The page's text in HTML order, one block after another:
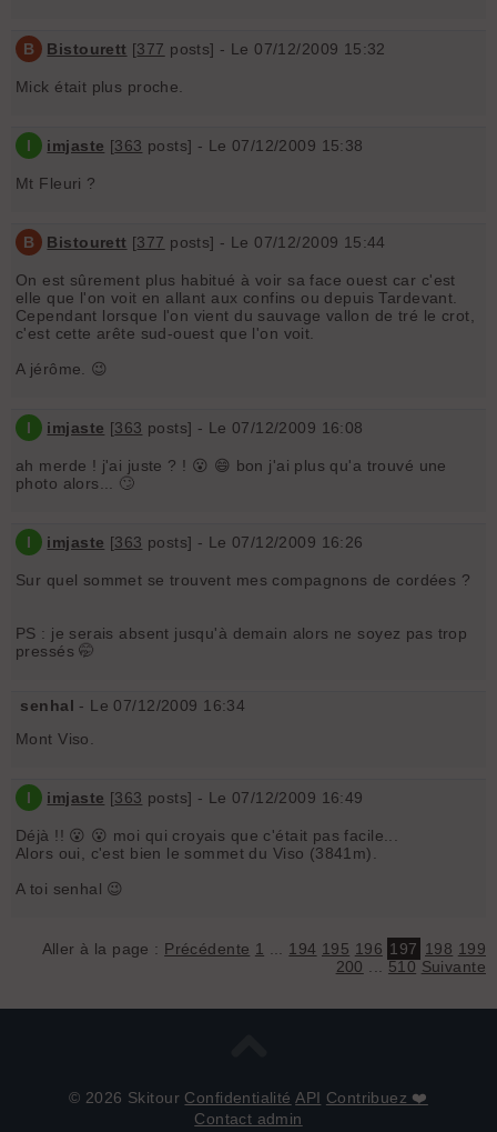
B Bistourett [377 posts] - Le 07/12/2009 15:32
Mick était plus proche.
I imjaste [363 posts] - Le 07/12/2009 15:38
Mt Fleuri ?
B Bistourett [377 posts] - Le 07/12/2009 15:44
On est sûrement plus habitué à voir sa face ouest car c'est
elle que l'on voit en allant aux confins ou depuis Tardevant.
Cependant lorsque l'on vient du sauvage vallon de tré le crot,
c'est cette arête sud-ouest que l'on voit.
A jérôme. 😉
I imjaste [363 posts] - Le 07/12/2009 16:08
ah merde ! j'ai juste ? ! 😮 😄 bon j'ai plus qu'a trouvé une
photo alors... 🙄
I imjaste [363 posts] - Le 07/12/2009 16:26
Sur quel sommet se trouvent mes compagnons de cordées ?
PS : je serais absent jusqu'à demain alors ne soyez pas trop
pressés 🤭
senhal - Le 07/12/2009 16:34
Mont Viso.
I imjaste [363 posts] - Le 07/12/2009 16:49
Déjà !! 😮 😮 moi qui croyais que c'était pas facile...
Alors oui, c'est bien le sommet du Viso (3841m).
A toi senhal 😉
Aller à la page : Précédente 1 194 195 196 197 198 199
200
510 Suivante
© 2026 Skitour Confidentialité API Contribuez ❤️
Contact admin